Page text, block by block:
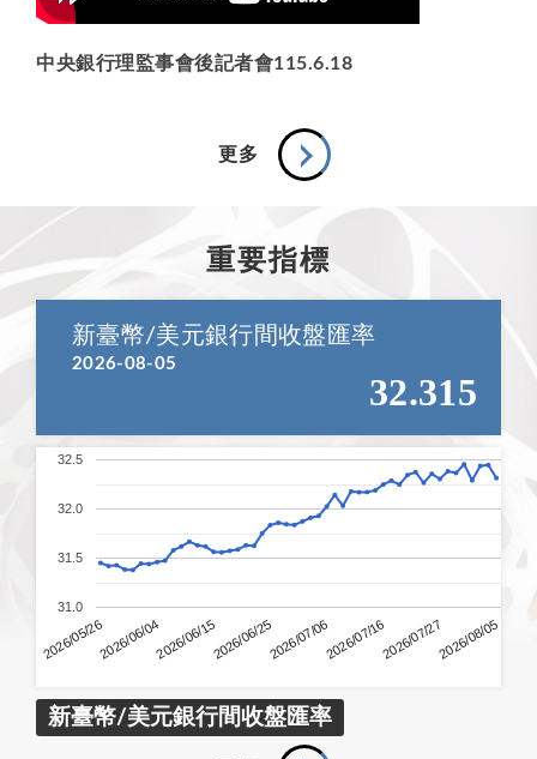
中央銀行理監事會後記者會115.6.18
更多
重要指標
新臺幣/美元銀行間收盤匯率
2026-08-05
32.315
2026/05/262026/06/042026/06/152026/06/252026/07/062026/07/162026/07/272026/08/05
31.0
31.5
32.0
32.5
新臺幣/美元銀行間收盤匯率